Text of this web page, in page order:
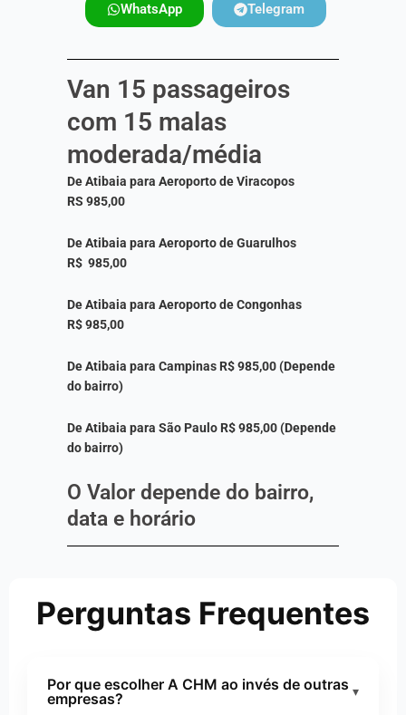
WhatsApp Telegram
Van 15 passageiros
com 15 malas
moderada/média
De Atibaia para Aeroporto de Viracopos
RS 985,00
De Atibaia para Aeroporto de Guarulhos
R$ 985,00
De Atibaia para Aeroporto de Congonhas
R$ 985,00
De Atibaia para Campinas R$ 985,00 (Depende
do bairro)
De Atibaia para São Paulo R$ 985,00 (Depende
do bairro)
O Valor depende do bairro,
data e horário
Perguntas Frequentes
Por que escolher A CHM ao invés de outras
empresas?
▾